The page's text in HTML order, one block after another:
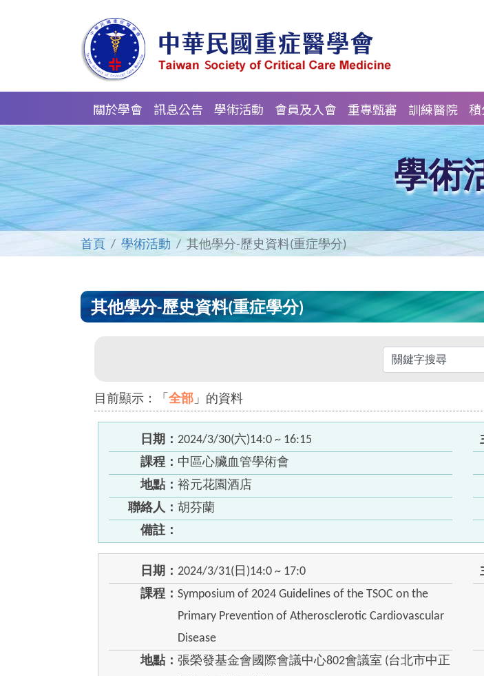
關於學會 訊息公告 學術活動 會員及入會 重專甄審 訓練醫院
學術
首頁 學術活動 其他學分-歷史資料(重症學分)
其他學分-歷史資料(重症學分)
目前顯示：「 全部 」的資料
日期： 2024/3/30(六)14:0 ~ 16:15
課程： 中區心臟血管學術會
地點： 裕元花園酒店
聯絡人： 胡芬蘭
備註：
日期： 2024/3/31(日)14:0 ~ 17:0
課程： Symposium of 2024 Guidelines of the TSOC on the
Primary Prevention of Atherosclerotic Cardiovascular
Disease
地點： 張榮發基金會國際會議中心802會議室 (台北市中正